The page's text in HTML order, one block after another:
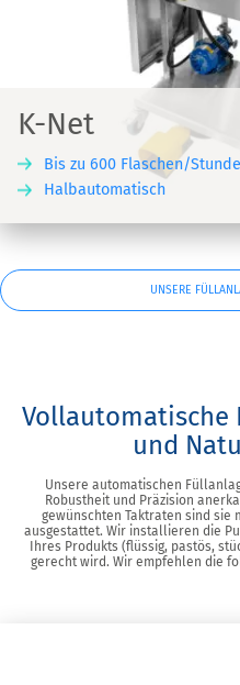
K-Net
Bis zu 600 Flaschen/Stunde
Halbautomatisch
UNSERE
Vollautomatische
und
Unsere automatischen
Robustheit und Präzision
gewünschten Taktraten sind sie
ausgestattet. Wir installieren die
Ihres Produkts (flüssig, pastös,
gerecht wird. Wir empfehlen die